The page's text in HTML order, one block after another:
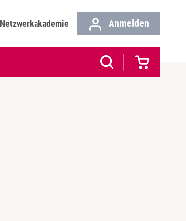
Netzwerkakademie Anmelden